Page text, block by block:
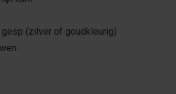
gesp (zilver of goudkleurig)